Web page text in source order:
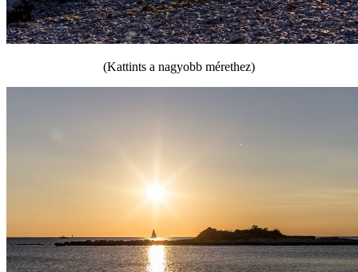
(Kattints a nagyobb mérethez)